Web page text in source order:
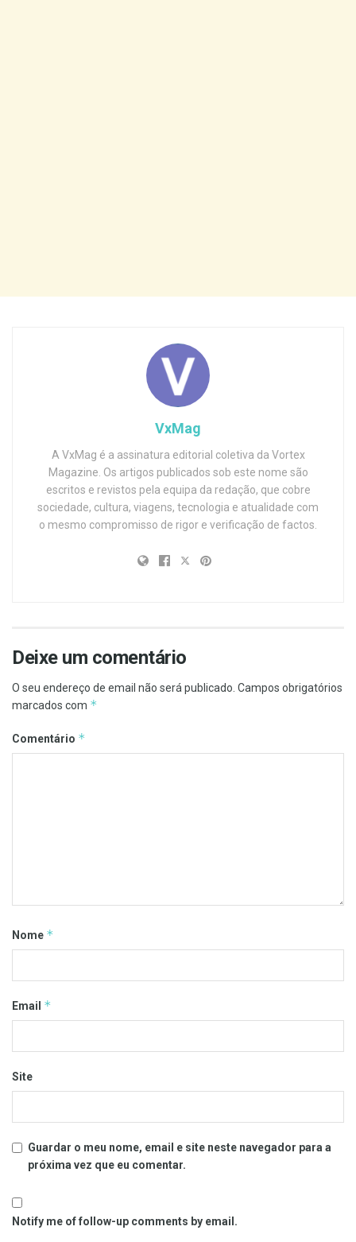
VxMag
A VxMag é a assinatura editorial coletiva da Vortex
Magazine. Os artigos publicados sob este nome são
escritos e revistos pela equipa da redação, que cobre
sociedade, cultura, viagens, tecnologia e atualidade com
o mesmo compromisso de rigor e verificação de factos.
Deixe um comentário
O seu endereço de email não será publicado. Campos obrigatórios
marcados com *
Comentário *
Nome *
Email *
Site
Guardar o meu nome, email e site neste navegador para a
próxima vez que eu comentar.
Notify me of follow-up comments by email.